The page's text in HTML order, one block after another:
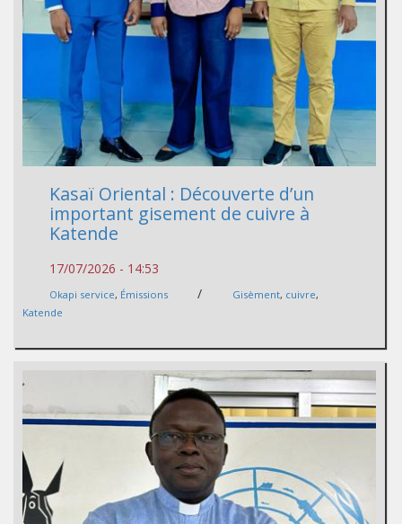
Kasaï Oriental : Découverte d’un
important gisement de cuivre à
Katende
17/07/2026 - 14:53
Okapi service, Émissions / Gisèment, cuivre,
Katende